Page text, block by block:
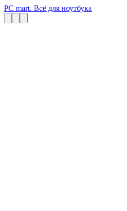
PC mart. Всё для ноутбука